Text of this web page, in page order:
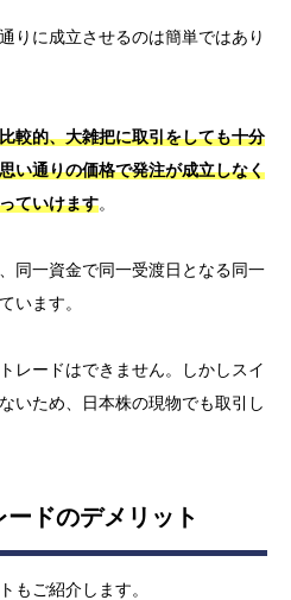
りに成立させるのは簡単ではあり
較的、大雑把に取引をしても十分
い通りの価格で発注が成立しなく
ていけます。
同一資金で同一受渡日となる同一
います。
レードはできません。しかしスイ
いため、日本株の現物でも取引し
ードのデメリット
もご紹介します。